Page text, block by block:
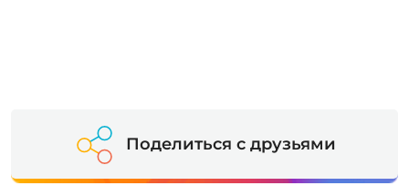
Поделиться с друзьями